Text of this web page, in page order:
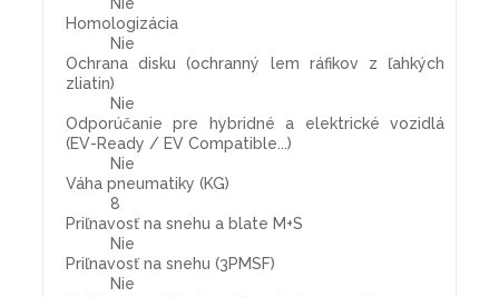
Homologizácia
Nie
Ochrana disku (ochranný lem ráfikov z ľahkých
zliatin)
Nie
Odporúčanie pre hybridné a elektrické vozidlá
(EV-Ready / EV Compatible...)
Nie
Váha pneumatiky (KG)
8
Priľnavosť na snehu a blate M+S
Nie
Priľnavosť na snehu (3PMSF)
Nie